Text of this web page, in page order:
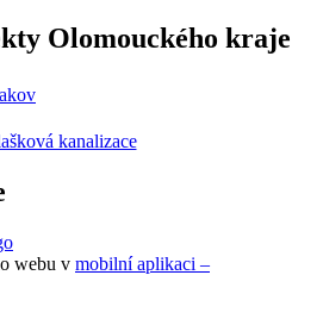
Olomouckého kraje
kanalizace
webu v mobilní aplikaci –